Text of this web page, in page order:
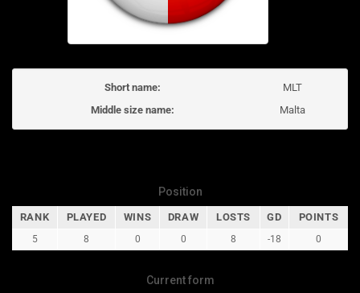
Short name:
MLT
Middle size name:
Malta
Position
RANK PLAYED WINS DRAW LOSTS GD POINTS
5 8 0 0 8 -18 0
Current form